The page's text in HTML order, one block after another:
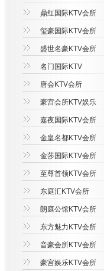
鼎红国际KTV会所
玺豪国际KTV会所
盛世名豪KTV会所
名门国际KTV
唐会KTV会所
豪宫会所KTV娱乐
嘉夜国际KTV会所
金皇名都KTV会所
金莎国际KTV会所
至尊首领KTV会所
东庭汇KTV会所
朗庭公馆KTV会所
东方魅力KTV会所
音豪会所KTV会所
豪宫娱乐KTV会所